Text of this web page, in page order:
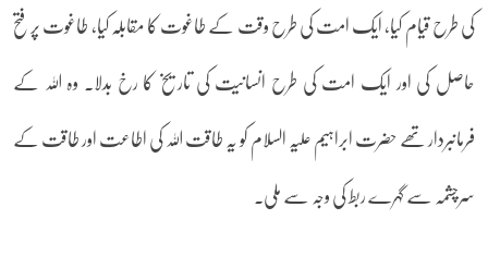
کی طرح قیام کیا، ایک امت کی طرح وقت کے طاغوت کا مقابلہ کیا، طاغوت پر فتح
حاصل کی اور ایک امت کی طرح انسانیت کی تاریخ کا رخ بدلا۔ وہ اللہ کے
فرمانبردار تھے حضرت ابراہیم علیہ السلام کو یہ طاقت اللہ کی اطاعت اور طاقت کے
سرچشمہ سے گہرے ربط کی وجہ سے ملی۔